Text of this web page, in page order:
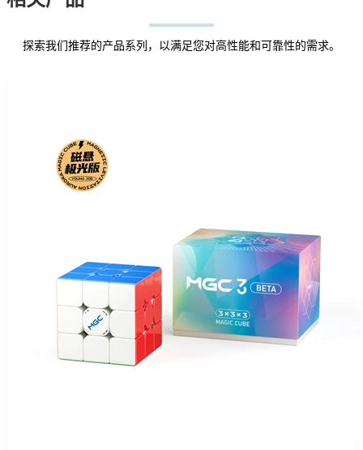
探索我们推荐的产品系列，以满足您对高性能和可靠性的需求。